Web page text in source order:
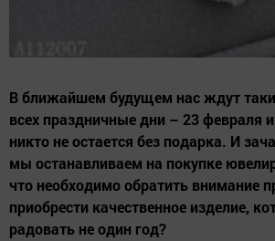
В ближайшем будущем нас ждут
всех праздничные дни – 23 февраля
никто не остается без подарка. И
мы останавливаем на покупке
что необходимо обратить внимание
приобрести качественное изделие,
радовать не один год?